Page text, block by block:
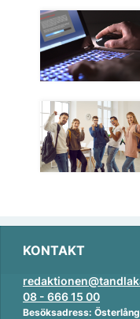
KONTAKT
08 - 666 15 00
Besöksadress: